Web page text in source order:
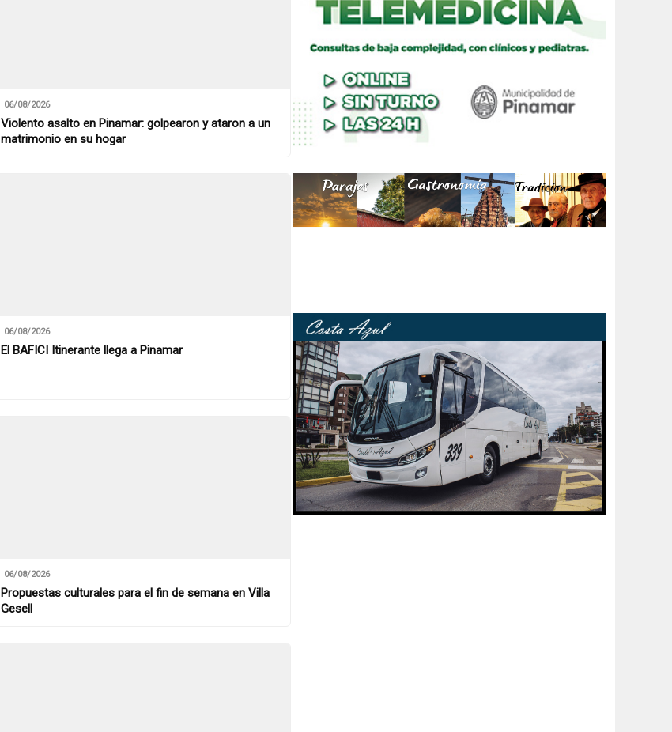
06/08/2026
Violento asalto en Pinamar: golpearon y ataron a un
matrimonio en su hogar
06/08/2026
El BAFICI Itinerante llega a Pinamar
06/08/2026
Propuestas culturales para el fin de semana en Villa
Gesell